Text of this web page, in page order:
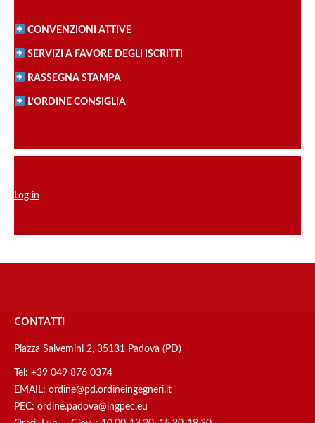
CONVENZIONI ATTIVE
SERVIZI A FAVORE DEGLI ISCRITTI
RASSEGNA STAMPA
L’ORDINE CONSIGLIA
Log in
CONTATTI
Piazza Salvemini 2, 35131 Padova (PD)
Tel: +39 049 876 0374
EMAIL: ordine@pd.ordineingegneri.it
PEC: ordine.padova@ingpec.eu